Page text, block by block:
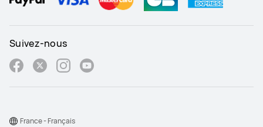
Suivez-nous
France - Français